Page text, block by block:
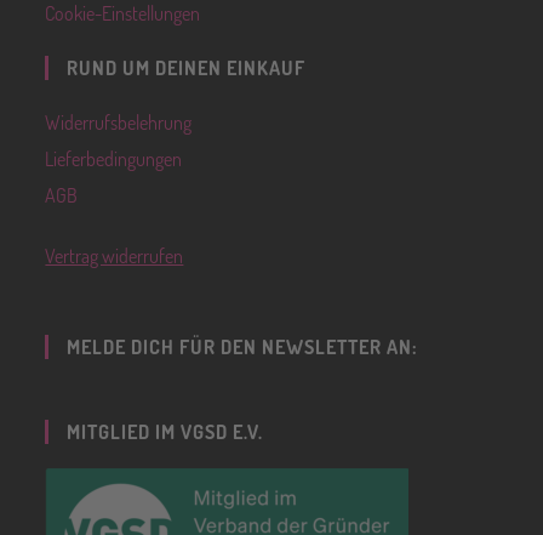
Cookie-Einstellungen
RUND UM DEINEN EINKAUF
Widerrufsbelehrung
Lieferbedingungen
AGB
Vertrag widerrufen
MELDE DICH FÜR DEN NEWSLETTER AN:
MITGLIED IM VGSD E.V.